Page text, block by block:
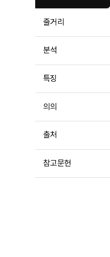
줄거리
분석
특징
의의
출처
참고문헌